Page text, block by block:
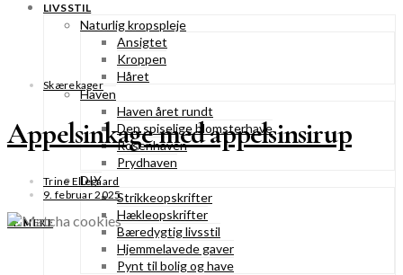
LIVSSTIL
Naturlig kropspleje
Ansigtet
Kroppen
Håret
Haven
Haven året rundt
Den spiselige blomsterhave
Rosenhaven
Prydhaven
DIY
Strikkeopskrifter
Hækleopskrifter
Bæredygtig livsstil
Hjemmelavede gaver
Pynt til bolig og have
Skærekager
Appelsinkage med appelsinsirup
Trine Ellegaard
9. februar 2025
SE MERE